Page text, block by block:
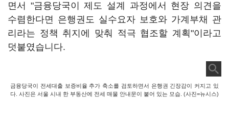
면서 "금융당국이 제도 설계 과정에서 현장 의견을
수렴한다면 은행권도 실수요자 보호와 가계부채 관
리라는 정책 취지에 맞춰 적극 협조할 계획"이라고
덧붙였습니다.
금융당국이 전세대출 보증비율 추가 축소를 검토하면서 은행권 긴장감이 커지고 있
다. 사진은 서울 시내 한 부동산에 전세 매물 안내문이 붙어 있는 모습. (사진=뉴시스)